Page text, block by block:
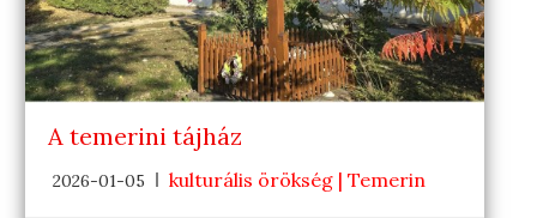
A temerini tájház
2026-01-05 kulturális örökség | Temerin